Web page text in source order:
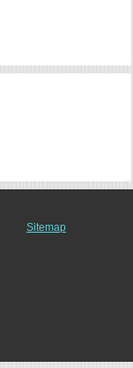
Sitemap